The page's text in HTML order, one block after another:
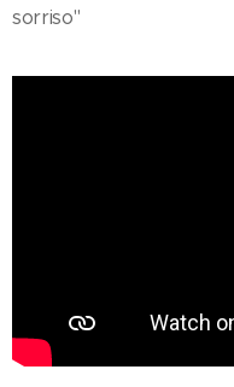
sorriso"